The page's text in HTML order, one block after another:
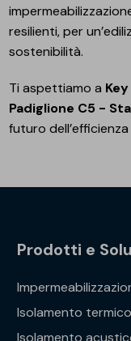
resilienti, per
sostenibilità.
Ti aspettiamo a
Padiglione C5 -
futuro
Prodotti e
Isolamento termico
Isolamento